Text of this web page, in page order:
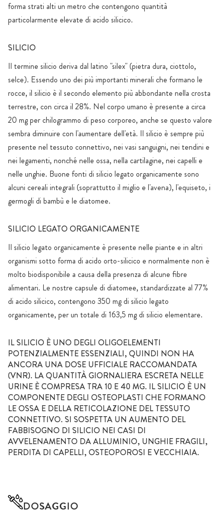
forma strati alti un metro che contengono quantità
particolarmente elevate di acido silicico.
SILICIO
Il termine silicio deriva dal latino "silex" (pietra dura, ciottolo,
selce). Essendo uno dei più importanti minerali che formano le
rocce, il silicio è il secondo elemento più abbondante nella crosta
terrestre, con circa il 28%. Nel corpo umano è presente a circa
20 mg per chilogrammo di peso corporeo, anche se questo valore
sembra diminuire con l'aumentare dell'età. Il silicio è sempre più
presente nel tessuto connettivo, nei vasi sanguigni, nei tendini e
nei legamenti, nonché nelle ossa, nella cartilagine, nei capelli e
nelle unghie. Buone fonti di silicio legato organicamente sono
alcuni cereali integrali (soprattutto il miglio e l'avena), l'equiseto, i
germogli di bambù e le diatomee.
SILICIO LEGATO ORGANICAMENTE
Il silicio legato organicamente è presente nelle piante e in altri
organismi sotto forma di acido orto-silicico e normalmente non è
molto biodisponibile a causa della presenza di alcune fibre
alimentari. Le nostre capsule di diatomee, standardizzate al 77%
di acido silicico, contengono 350 mg di silicio legato
organicamente, per un totale di 163,5 mg di silicio elementare.
IL SILICIO È UNO DEGLI OLIGOELEMENTI
POTENZIALMENTE ESSENZIALI, QUINDI NON HA
ANCORA UNA DOSE UFFICIALE RACCOMANDATA
(VNR). LA QUANTITÀ GIORNALIERA ESCRETA NELLE
URINE È COMPRESA TRA 10 E 40 MG. IL SILICIO È UN
COMPONENTE DEGLI OSTEOPLASTI CHE FORMANO
LE OSSA E DELLA RETICOLAZIONE DEL TESSUTO
CONNETTIVO. SI SOSPETTA UN AUMENTO DEL
FABBISOGNO DI SILICIO NEI CASI DI
AVVELENAMENTO DA ALLUMINIO, UNGHIE FRAGILI,
PERDITA DI CAPELLI, OSTEOPOROSI E VECCHIAIA.
DOSAGGIO